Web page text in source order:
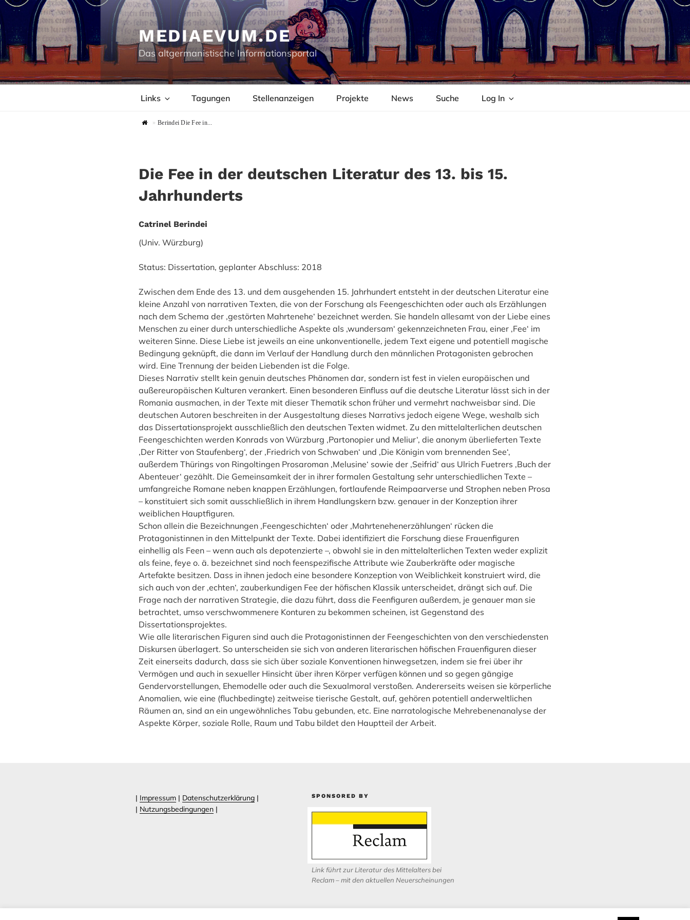
Zum
springen
MEDIAEVUM.DE
Das altgermanistische Informationsportal
Links Tagungen Stellenanzeigen Projekte News Suche Log In
» Berindei Die Fee in...
Die Fee in der deutschen Literatur des 13. bis 15.
Jahrhunderts
Catrinel Berindei
(Univ. Würzburg)
Status: Dissertation, geplanter Abschluss: 2018
Zwischen dem Ende des 13. und dem ausgehenden 15. Jahrhundert entsteht in der deutschen Literatur eine
kleine Anzahl von narrativen Texten, die von der Forschung als Feengeschichten oder auch als Erzählungen
nach dem Schema der ‚gestörten Mahrtenehe‘ bezeichnet werden. Sie handeln allesamt von der Liebe eines
Menschen zu einer durch unterschiedliche Aspekte als ‚wundersam‘ gekennzeichneten Frau, einer ‚Fee‘ im
weiteren Sinne. Diese Liebe ist jeweils an eine unkonventionelle, jedem Text eigene und potentiell magische
Bedingung geknüpft, die dann im Verlauf der Handlung durch den männlichen Protagonisten gebrochen
wird. Eine Trennung der beiden Liebenden ist die Folge.
Dieses Narrativ stellt kein genuin deutsches Phänomen dar, sondern ist fest in vielen europäischen und
außereuropäischen Kulturen verankert. Einen besonderen Einfluss auf die deutsche Literatur lässt sich in der
Romania ausmachen, in der Texte mit dieser Thematik schon früher und vermehrt nachweisbar sind. Die
deutschen Autoren beschreiten in der Ausgestaltung dieses Narrativs jedoch eigene Wege, weshalb sich
das Dissertationsprojekt ausschließlich den deutschen Texten widmet. Zu den mittelalterlichen deutschen
Feengeschichten werden Konrads von Würzburg ‚Partonopier und Meliur‘, die anonym überlieferten Texte
‚Der Ritter von Staufenberg‘, der ‚Friedrich von Schwaben‘ und ‚Die Königin vom brennenden See‘,
außerdem Thürings von Ringoltingen Prosaroman ‚Melusine‘ sowie der ‚Seifrid‘ aus Ulrich Fuetrers ‚Buch der
Abenteuer‘ gezählt. Die Gemeinsamkeit der in ihrer formalen Gestaltung sehr unterschiedlichen Texte –
umfangreiche Romane neben knappen Erzählungen, fortlaufende Reimpaarverse und Strophen neben Prosa
– konstituiert sich somit ausschließlich in ihrem Handlungskern bzw. genauer in der Konzeption ihrer
weiblichen Hauptfiguren.
Schon allein die Bezeichnungen ‚Feengeschichten‘ oder ‚Mahrtenehenerzählungen‘ rücken die
Protagonistinnen in den Mittelpunkt der Texte. Dabei identifiziert die Forschung diese Frauenfiguren
einhellig als Feen – wenn auch als depotenzierte –, obwohl sie in den mittelalterlichen Texten weder explizit
als feine, feye o. ä. bezeichnet sind noch feenspezifische Attribute wie Zauberkräfte oder magische
Artefakte besitzen. Dass in ihnen jedoch eine besondere Konzeption von Weiblichkeit konstruiert wird, die
sich auch von der ‚echten‘, zauberkundigen Fee der höfischen Klassik unterscheidet, drängt sich auf. Die
Frage nach der narrativen Strategie, die dazu führt, dass die Feenfiguren außerdem, je genauer man sie
betrachtet, umso verschwommenere Konturen zu bekommen scheinen, ist Gegenstand des
Dissertationsprojektes.
Wie alle literarischen Figuren sind auch die Protagonistinnen der Feengeschichten von den verschiedensten
Diskursen überlagert. So unterscheiden sie sich von anderen literarischen höfischen Frauenfiguren dieser
Zeit einerseits dadurch, dass sie sich über soziale Konventionen hinwegsetzen, indem sie frei über ihr
Vermögen und auch in sexueller Hinsicht über ihren Körper verfügen können und so gegen gängige
Gendervorstellungen, Ehemodelle oder auch die Sexualmoral verstoßen. Andererseits weisen sie körperliche
Anomalien, wie eine (fluchbedingte) zeitweise tierische Gestalt, auf, gehören potentiell anderweltlichen
Räumen an, sind an ein ungewöhnliches Tabu gebunden, etc. Eine narratologische Mehrebenenanalyse der
Aspekte Körper, soziale Rolle, Raum und Tabu bildet den Hauptteil der Arbeit.
| Impressum | Datenschutzerklärung |
| Nutzungsbedingungen |
SPONSORED BY
Link führt zur Literatur des Mittelalters bei
Reclam – mit den aktuellen Neuerscheinungen